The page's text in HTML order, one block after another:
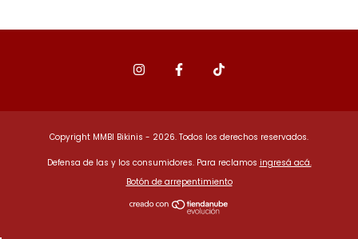
Copyright MMBI Bikinis - 2026. Todos los derechos reservados.
Defensa de las y los consumidores. Para reclamos ingresá acá.
Botón de arrepentimiento